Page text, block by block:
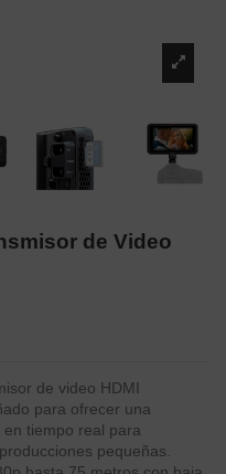
de Video
de video HDMI
para ofrecer una
tiempo real para
pequeñas.